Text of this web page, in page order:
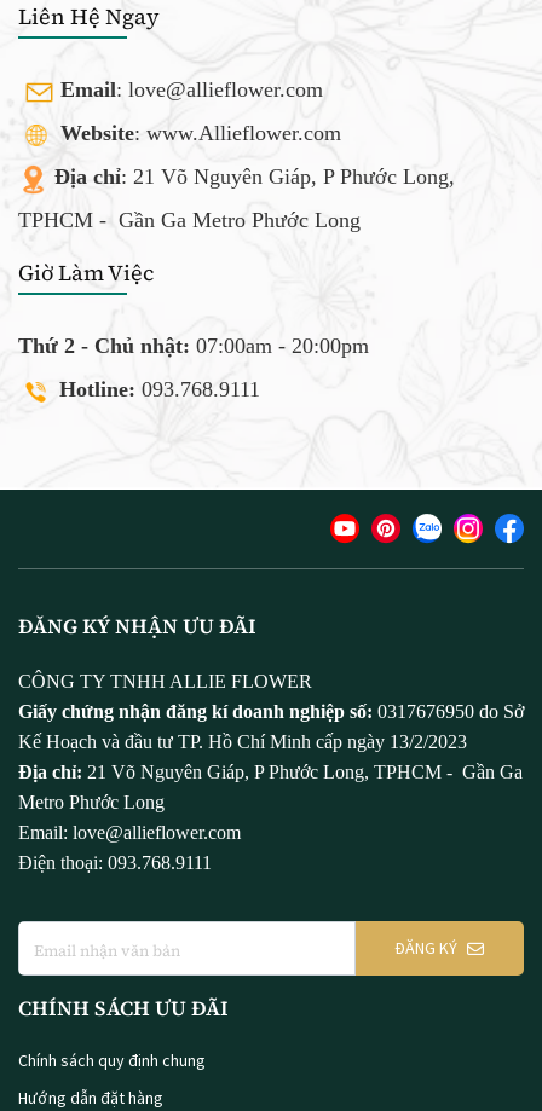
Liên Hệ Ngay
Email: love@allieflower.com
Website: www.Allieflower.com
Địa chỉ: 21 Võ Nguyên Giáp, P Phước Long,
TPHCM - Gần Ga Metro Phước Long
Giờ Làm Việc
Thứ 2 - Chủ nhật: 07:00am - 20:00pm
Hotline: 093.768.9111
ĐĂNG KÝ NHẬN ƯU ĐÃI
CÔNG TY TNHH ALLIE FLOWER
Giấy chứng nhận đăng kí doanh nghiệp số: 0317676950 do Sở
Kế Hoạch và đầu tư TP. Hồ Chí Minh cấp ngày 13/2/2023
Địa chỉ: 21 Võ Nguyên Giáp, P Phước Long, TPHCM - Gần Ga
Metro Phước Long
Email: love@allieflower.com
Điện thoại: 093.768.9111
ĐĂNG KÝ
CHÍNH SÁCH ƯU ĐÃI
Chính sách quy định chung
Hướng dẫn đặt hàng